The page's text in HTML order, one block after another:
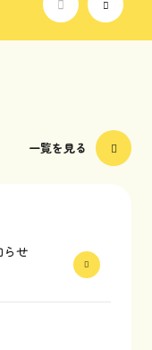
一覧を見る
らせ